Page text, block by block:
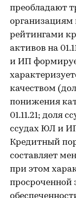
преобладают
рейтингами
активов на
и ИП
качеством
понижения
01.11.21; доля
ссудах ЮЛ и ИП
Кредитный
составляет
при этом
просроченной